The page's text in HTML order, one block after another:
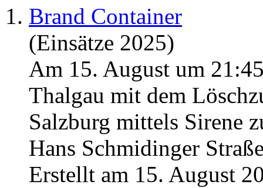
1. Brand Container
(Einsätze 2025)
Am 15. August um
Thalgau mit dem
Salzburg mittels Sirene
Hans Schmidinger
Erstellt am 15. August